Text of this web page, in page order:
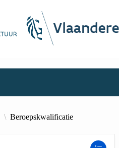
Beroepskwalificatie